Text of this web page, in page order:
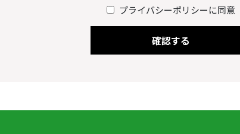
プライバシーポリシーに同意